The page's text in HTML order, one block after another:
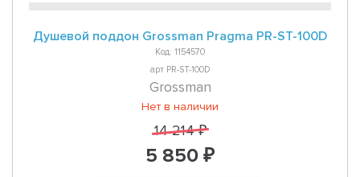
Душевой поддон Grossman Pragma PR-ST-100D
Код: 1154570
арт PR-ST-100D
Grossman
Нет в наличии
14 214 ₽
5 850 ₽